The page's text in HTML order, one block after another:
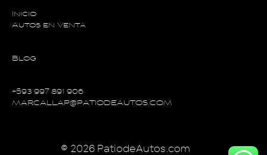
Inicio
Autos en Venta
Blog
+593 997 891 906
MARCALLAP@PATIODEAUTOS.COM
© 2026 PatiodeAutos.com